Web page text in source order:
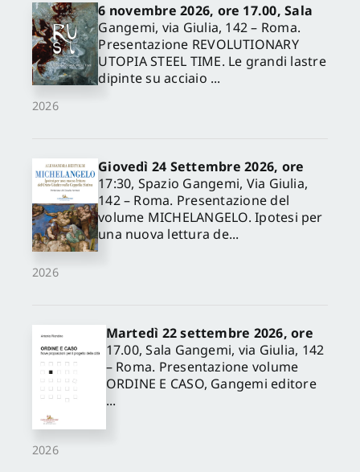
2026
6 novembre 2026, ore 17.00, Sala
Gangemi, via Giulia, 142 – Roma.
Presentazione REVOLUTIONARY
UTOPIA STEEL TIME. Le grandi lastre
dipinte su acciaio ...
2026
Giovedì 24 Settembre 2026, ore
17:30, Spazio Gangemi, Via Giulia,
142 – Roma. Presentazione del
volume MICHELANGELO. Ipotesi per
una nuova lettura de...
2026
Martedì 22 settembre 2026, ore
17.00, Sala Gangemi, via Giulia, 142
– Roma. Presentazione volume
ORDINE E CASO, Gangemi editore
...